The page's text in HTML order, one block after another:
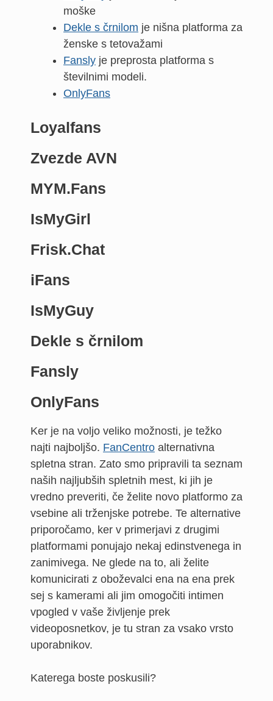
moške
Dekle s črnilom je nišna platforma za
ženske s tetovažami
Fansly je preprosta platforma s
številnimi modeli.
OnlyFans
Loyalfans
Zvezde AVN
MYM.Fans
IsMyGirl
Frisk.Chat
iFans
IsMyGuy
Dekle s črnilom
Fansly
OnlyFans
Ker je na voljo veliko možnosti, je težko
najti najboljšo. FanCentro alternativna
spletna stran. Zato smo pripravili ta seznam
naših najljubših spletnih mest, ki jih je
vredno preveriti, če želite novo platformo za
vsebine ali trženjske potrebe. Te alternative
priporočamo, ker v primerjavi z drugimi
platformami ponujajo nekaj edinstvenega in
zanimivega. Ne glede na to, ali želite
komunicirati z oboževalci ena na ena prek
sej s kamerami ali jim omogočiti intimen
vpogled v vaše življenje prek
videoposnetkov, je tu stran za vsako vrsto
uporabnikov.
Katerega boste poskusili?